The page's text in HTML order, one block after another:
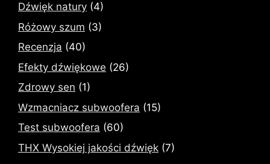
Dźwięk natury (4)
Różowy szum (3)
Recenzja (40)
Efekty dźwiękowe (26)
Zdrowy sen (1)
Wzmacniacz subwoofera (15)
Test subwoofera (60)
THX Wysokiej jakości dźwięk (7)